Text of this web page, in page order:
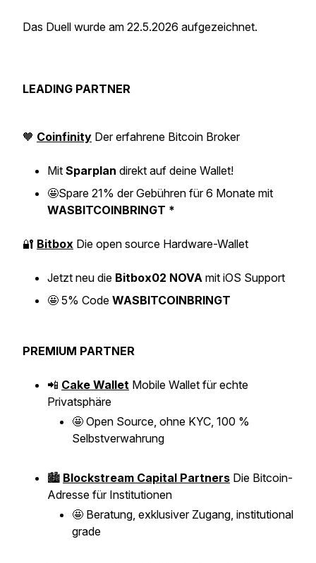
Das Duell wurde am 22.5.2026 aufgezeichnet.
LEADING PARTNER
🧡 Coinfinity Der erfahrene Bitcoin Broker
Mit Sparplan direkt auf deine Wallet!
🤩Spare 21% der Gebühren für 6 Monate mit
WASBITCOINBRINGT *
🔐 Bitbox Die open source Hardware-Wallet
Jetzt neu die Bitbox02 NOVA mit iOS Support
🤩 5% Code WASBITCOINBRINGT
PREMIUM PARTNER
📲 Cake Wallet Mobile Wallet für echte
Privatsphäre
🤩 Open Source, ohne KYC, 100 %
Selbstverwahrung
🏙️ Blockstream Capital Partners Die Bitcoin-
Adresse für Institutionen
🤩 Beratung, exklusiver Zugang, institutional
grade